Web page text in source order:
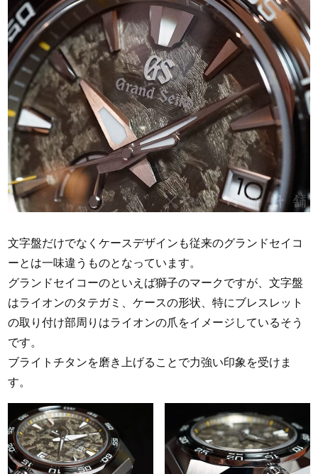
文字盤だけでなくケースデザインも従来のグランドセイコ
ーとは一味違うものとなっています。
グランドセイコーのといえば獅子のマークですが、文字盤
はライオンのタテガミ、ケースの形状、特にブレスレット
の取り付け部周りはライオンの爪をイメージしているそう
です。
ブライトチタンを磨き上げることで力強い印象を受けま
す。